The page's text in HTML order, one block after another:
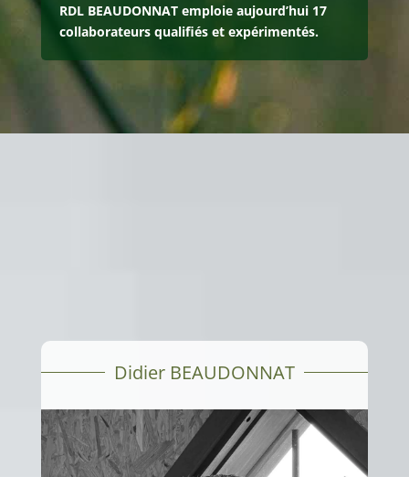
RDL BEAUDONNAT emploie aujourd’hui 17
collaborateurs qualifiés et expérimentés.
Didier BEAUDONNAT